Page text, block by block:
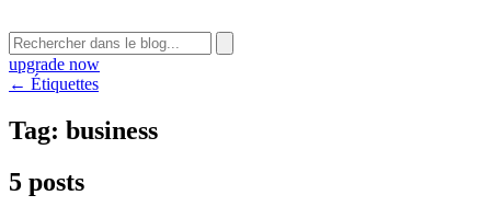
upgrade now
← Étiquettes
Tag: business
5 posts